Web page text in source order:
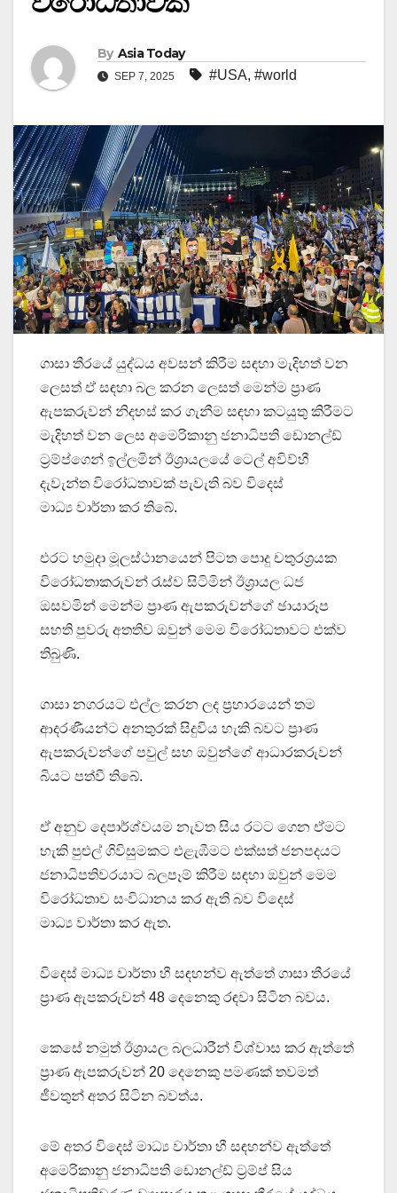
By Asia Today
SEP 7, 2025 #USA, #world
ගාසා තීරයේ යුද්ධය අවසන් කිරීම සඳහා මැදිහත් වන
ලෙසත් ඒ සඳහා බල කරන ලෙසත් මෙන්ම ප්‍රාණ
ඇපකරුවන් නිදහස් කර ගැනීම සඳහා කටයුතු කිරීමට
මැදිහත් වන ලෙස අමෙරිකානු ජනාධිපති ඩොනල්ඩ්
ට්‍රම්ප්ගෙන් ඉල්ලමින් ඊශ්‍රායලයේ ටෙල් අවිව්හී
දැවැන්ත විරෝධතාවක් පැවැති බව විදෙස්
මාධ්‍ය වාර්තා කර තිබේ.
එරට හමුදා මූලස්ථානයෙන් පිටත පොදු චතුරශ්‍රයක
විරෝධතාකරුවන් රැස්ව සිටිමින් ඊශ්‍රායල ධජ
ඔසවමින් මෙන්ම ප්‍රාණ ඇපකරුවන්ගේ ඡායාරූප
සහති පුවරු අතතිව ඔවුන් මෙම විරෝධතාවට එක්ව
තිබුණි.
ගාසා නගරයට එල්ල කරන ලද ප්‍රහාරයෙන් තම
ආදරණීයන්ට අනතුරක් සිදුවිය හැකි බවට ප්‍රාණ
ඇපකරුවන්ගේ පවුල් සහ ඔවුන්ගේ ආධාරකරුවන්
බියට පත්වී තිබේ.
ඒ අනුව දෙපාර්ශ්වයම නැවත සිය රටට ගෙන ඒමට
හැකි පුළුල් ගිවිසුමකට එළැඹීමට එක්සත් ජනපදයට
ජනාධිපතිවරයාට බලපෑම් කිරීම සඳහා ඔවුන් මෙම
විරෝධතාව සංවිධානය කර ඇති බව විදෙස්
මාධ්‍ය වාර්තා කර ඇත.
විදෙස් මාධ්‍ය වාර්තා හී සඳහන්ව ඇත්තේ ගාසා තීරයේ
ප්‍රාණ ඇපකරුවන් 48 දෙනෙකු රඳවා සිටින බවය.
කෙසේ නමුත් ඊශ්‍රායල බලධාරීන් විශ්වාස කර ඇත්තේ
ප්‍රාණ ඇපකරුවන් 20 දෙනෙකු පමණක් තවමත්
ජීවතුන් අතර සිටින බවත්ය.
මේ අතර විදෙස් මාධ්‍ය වාර්තා හී සඳහන්ව ඇත්තේ
අමෙරිකානු ජනාධිපති ඩොනල්ඩ් ට්‍රම්ප් සිය